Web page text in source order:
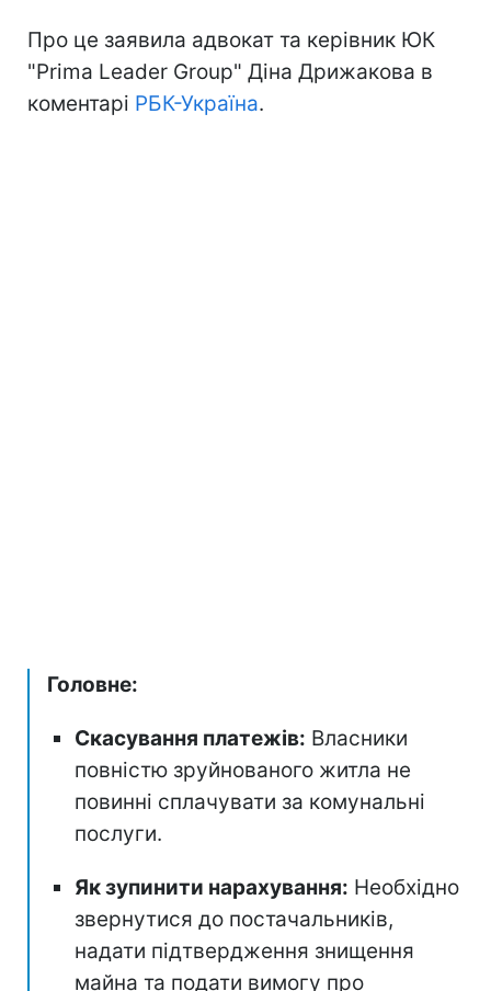
Про це заявила адвокат та керівник ЮК
"Prima Leader Group" Діна Дрижакова в
коментарі РБК-Україна.
Головне:
Скасування платежів: Власники
повністю зруйнованого житла не
повинні сплачувати за комунальні
послуги.
Як зупинити нарахування: Необхідно
звернутися до постачальників,
надати підтвердження знищення
майна та подати вимогу про